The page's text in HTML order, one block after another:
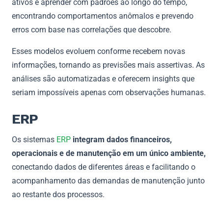
ativos e aprender com padrões ao longo do tempo,
encontrando comportamentos anômalos e prevendo
erros com base nas correlações que descobre.
Esses modelos evoluem conforme recebem novas
informações, tornando as previsões mais assertivas. As
análises são automatizadas e oferecem insights que
seriam impossíveis apenas com observações humanas.
ERP
Os sistemas ERP integram dados financeiros,
operacionais e de manutenção em um único ambiente,
conectando dados de diferentes áreas e facilitando o
acompanhamento das demandas de manutenção junto
ao restante dos processos.